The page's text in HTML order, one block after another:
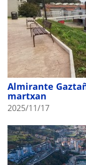
Almirante
martxan
2025/11/17